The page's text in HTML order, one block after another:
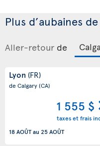
Plus d’aubaines
Aller-retour de
Lyon (FR)
de Calgary(CA)
1 555 $
taxes et frais
18 AOÛTau 25 AOÛT